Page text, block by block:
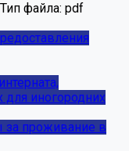
Тип файла: pdf
иногородних
проживание в